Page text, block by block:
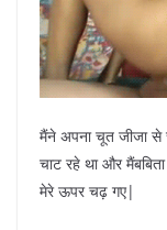
मैंने अपना चूत जीजा से
चाट रहे था और
मेरे ऊपर चढ़ गए|